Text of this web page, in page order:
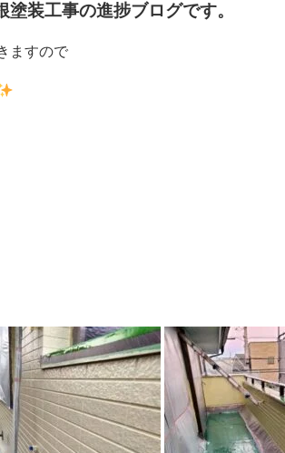
塗装工事の進捗ブログです。
ますので